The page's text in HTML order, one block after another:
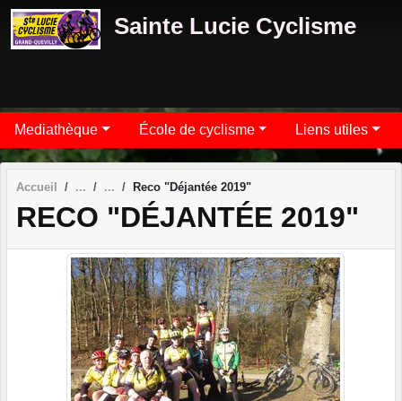
Sainte Lucie Cyclisme
Mediathèque École de cyclisme Liens utiles
Accueil Reco "Déjantée 2019"
RECO "DÉJANTÉE 2019"
Panneau de gestion des cookies